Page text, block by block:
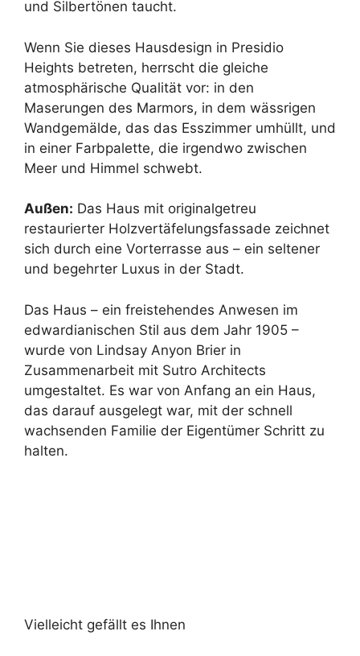
und Silbertönen taucht.
Wenn Sie dieses Hausdesign in Presidio
Heights betreten, herrscht die gleiche
atmosphärische Qualität vor: in den
Maserungen des Marmors, in dem wässrigen
Wandgemälde, das das Esszimmer umhüllt, und
in einer Farbpalette, die irgendwo zwischen
Meer und Himmel schwebt.
Außen: Das Haus mit originalgetreu
restaurierter Holzvertäfelungsfassade zeichnet
sich durch eine Vorterrasse aus – ein seltener
und begehrter Luxus in der Stadt.
Das Haus – ein freistehendes Anwesen im
edwardianischen Stil aus dem Jahr 1905 –
wurde von Lindsay Anyon Brier in
Zusammenarbeit mit Sutro Architects
umgestaltet. Es war von Anfang an ein Haus,
das darauf ausgelegt war, mit der schnell
wachsenden Familie der Eigentümer Schritt zu
halten.
Vielleicht gefällt es Ihnen